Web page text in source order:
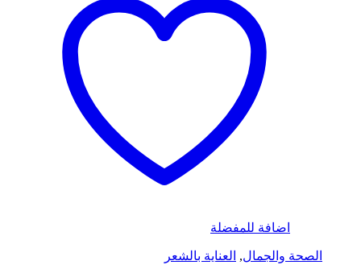
اضافة للمفضلة
الصحة والجمال, العناية بالشعر